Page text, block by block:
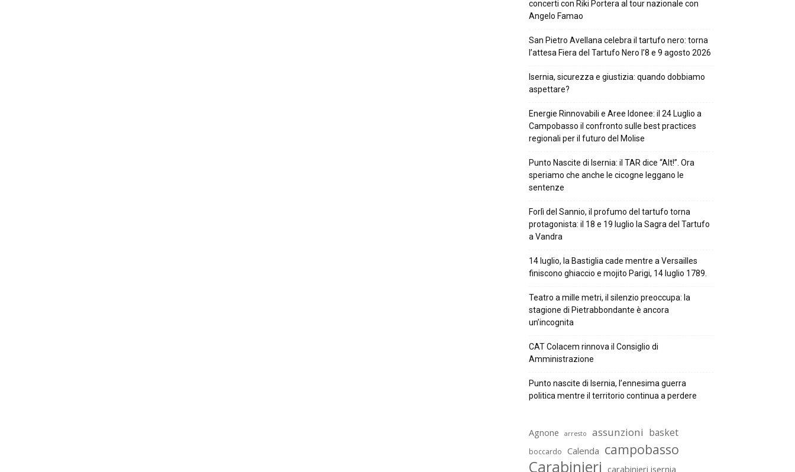
concerti con Riki Portera al tour nazionale con
Angelo Famao
San Pietro Avellana celebra il tartufo nero: torna
l’attesa Fiera del Tartufo Nero l’8 e 9 agosto 2026
Isernia, sicurezza e giustizia: quando dobbiamo
aspettare?
Energie Rinnovabili e Aree Idonee: il 24 Luglio a
Campobasso il confronto sulle best practices
regionali per il futuro del Molise
Punto Nascite di Isernia: il TAR dice “Alt!”. Ora
speriamo che anche le cicogne leggano le
sentenze
Forlì del Sannio, il profumo del tartufo torna
protagonista: il 18 e 19 luglio la Sagra del Tartufo
a Vandra
14 luglio, la Bastiglia cade mentre a Versailles
finiscono ghiaccio e mojito Parigi, 14 luglio 1789.
Teatro a mille metri, il silenzio preoccupa: la
stagione di Pietrabbondante è ancora
un’incognita
CAT Colacem rinnova il Consiglio di
Amministrazione
Punto nascite di Isernia, l’ennesima guerra
politica mentre il territorio continua a perdere
Agnone arresto assunzioni basket
boccardo Calenda campobasso
Carabinieri carabinieri isernia